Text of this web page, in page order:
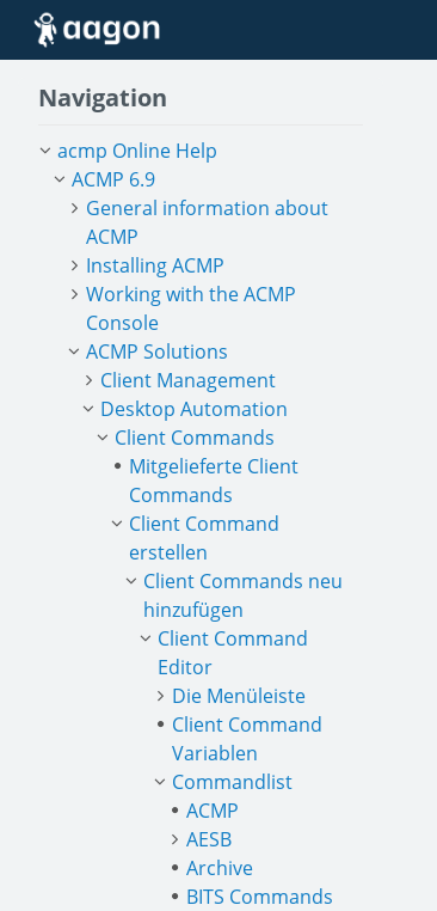
Home
Navigation
acmp Online Help
ACMP 6.9
General information about
ACMP
Installing ACMP
Working with the ACMP
Console
ACMP Solutions
Client Management
Desktop Automation
Client Commands
Mitgelieferte Client
Commands
Client Command
erstellen
Client Commands neu
hinzufügen
Client Command
Editor
Die Menüleiste
Client Command
Variablen
Commandlist
ACMP
AESB
Archive
BITS Commands